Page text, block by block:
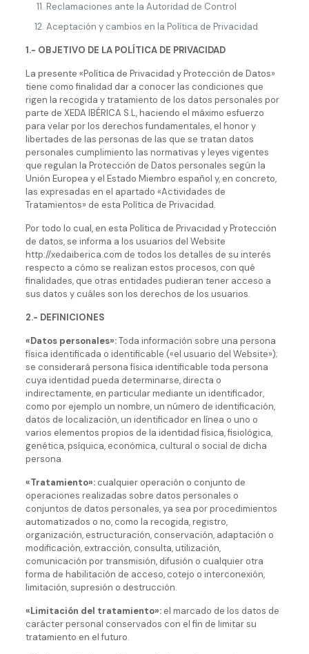
Reclamaciones ante la Autoridad de Control
Aceptación y cambios en la Política de Privacidad
1.- OBJETIVO DE LA POLÍTICA DE PRIVACIDAD
La presente «Política de Privacidad y Protección de Datos»
tiene como finalidad dar a conocer las condiciones que
rigen la recogida y tratamiento de los datos personales por
parte de XEDA IBÉRICA S.L, haciendo el máximo esfuerzo
para velar por los derechos fundamentales, el honor y
libertades de las personas de las que se tratan datos
personales cumplimiento las normativas y leyes vigentes
que regulan la Protección de Datos personales según la
Unión Europea y el Estado Miembro español y, en concreto,
las expresadas en el apartado «Actividades de
Tratamientos» de esta Política de Privacidad.
Por todo lo cual, en esta Política de Privacidad y Protección
de datos, se informa a los usuarios del Website
http://xedaiberica.com de todos los detalles de su interés
respecto a cómo se realizan estos procesos, con qué
finalidades, que otras entidades pudieran tener acceso a
sus datos y cuáles son los derechos de los usuarios.
2.- DEFINICIONES
«Datos personales»:Toda información sobre una persona
física identificada o identificable («el usuario del Website»);
se considerará persona física identificable toda persona
cuya identidad pueda determinarse, directa o
indirectamente, en particular mediante un identificador,
como por ejemplo un nombre, un número de identificación,
datos de localización, un identificador en línea o uno o
varios elementos propios de la identidad física, fisiológica,
genética, psíquica, económica, cultural o social de dicha
persona.
«Tratamiento»:cualquier operación o conjunto de
operaciones realizadas sobre datos personales o
conjuntos de datos personales, ya sea por procedimientos
automatizados o no, como la recogida, registro,
organización, estructuración, conservación, adaptación o
modificación, extracción, consulta, utilización,
comunicación por transmisión, difusión o cualquier otra
forma de habilitación de acceso, cotejo o interconexión,
limitación, supresión o destrucción.
«Limitación del tratamiento»:el marcado de los datos de
carácter personal conservados con el fin de limitar su
tratamiento en el futuro.